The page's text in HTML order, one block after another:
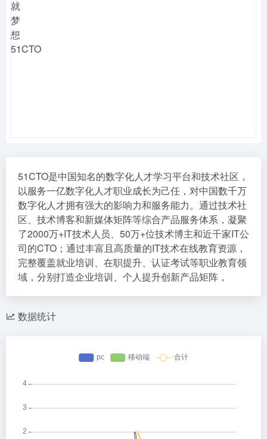
51CTO是中国知名的数字化人才学习平台和技术社区，
以服务一亿数字化人才职业成长为己任，对中国数千万
数字化人才拥有强大的影响力和服务能力。通过技术社
区、技术博客和新媒体矩阵等综合产品服务体系，凝聚
了2000万+IT技术人员、50万+位技术博主和近千家IT公
司的CTO；通过丰富且高质量的IT技术在线教育资源，
完整覆盖就业培训、在职提升、认证考试等职业教育领
域，分别打造企业培训、个人提升创新产品矩阵，
数据统计